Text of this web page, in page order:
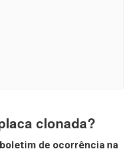
clonada?
de ocorrência na